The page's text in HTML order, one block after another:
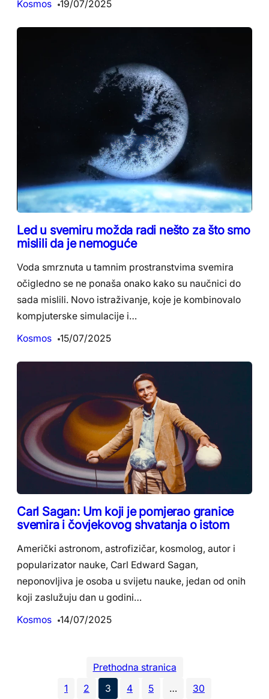
Kosmos
19/07/2025
Led u svemiru možda radi nešto za što smo
mislili da je nemoguće
Voda smrznuta u tamnim prostranstvima svemira
očigledno se ne ponaša onako kako su naučnici do
sada mislili. Novo istraživanje, koje je kombinovalo
kompjuterske simulacije i…
Kosmos
15/07/2025
Carl Sagan: Um koji je pomjerao granice
svemira i čovjekovog shvatanja o istom
Američki astronom, astrofizičar, kosmolog, autor i
popularizator nauke, Carl Edward Sagan,
neponovljiva je osoba u svijetu nauke, jedan od onih
koji zaslužuju dan u godini…
Kosmos
14/07/2025
Prethodna stranica
1
2 3 4 5 …
30